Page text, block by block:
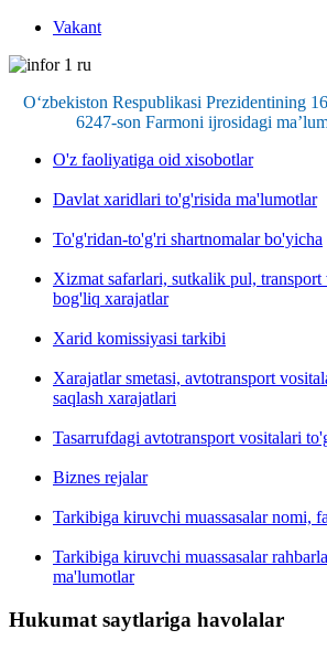
Vakant
O‘zbekiston Respublikasi Prezidentining
6247-son Farmoni ijrosidagi
O'z faoliyatiga oid xisobotlar
Davlat xaridlari to'g'risida ma'lumotlar
To'g'ridan-to'g'ri shartnomalar bo'yicha
Xizmat safarlari, sutkalik pul, transport
bog'liq xarajatlar
Xarid komissiyasi tarkibi
Xarajatlar smetasi, avtotransport
saqlash xarajatlari
Tasarrufdagi avtotransport vositalari
Biznes rejalar
Tarkibiga kiruvchi muassasalar nomi,
Tarkibiga kiruvchi muassasalar
ma'lumotlar
Hukumat saytlariga havolalar